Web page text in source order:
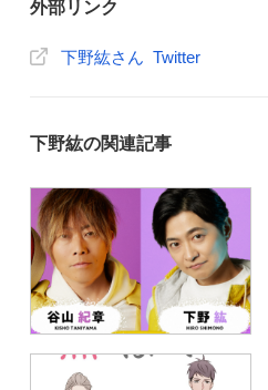
外部リンク
下野紘さん Twitter
下野紘の関連記事